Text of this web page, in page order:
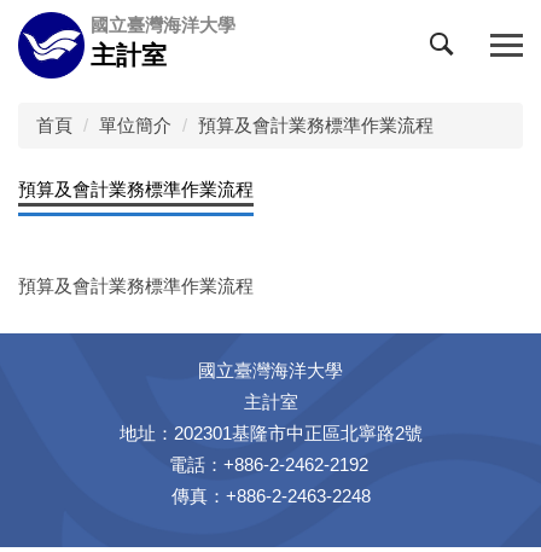
跳
到
主
區
國立臺灣海洋大學
主計室
首頁 單位簡介 預算及會計業務標準作業流程
預算及會計業務標準作業流程
預算及會計業務標準作業流程
國立臺灣海洋大學
主計室
地址：202301基隆市中正區北寧路2號
電話：+886-2-2462-2192
傳真：+886-2-2463-2248